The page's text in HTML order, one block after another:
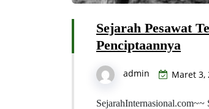
Sejarah Pesawat
Penciptaannya
admin Maret 3,
SejarahInternasional.com~~